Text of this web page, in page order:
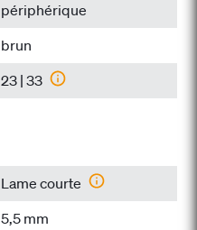
périphérique
brun
23 | 33
Lame courte
5,5 mm